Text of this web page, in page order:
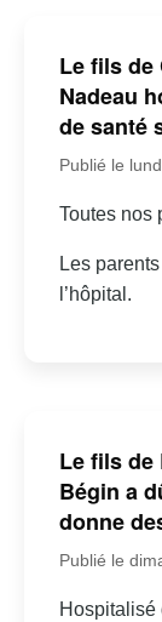
Le fils de
Nadeau
de santé
Publié le
Toutes nos
Les
l’hôpital.
Le fils de
Bégin a
donne
Publié le
Hospitalisé